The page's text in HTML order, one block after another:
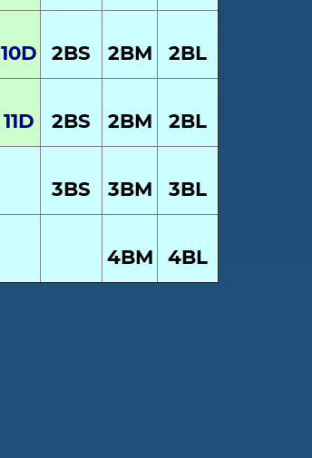
10D 2BS 2BM 2BL
11D 2BS 2BM 2BL
3BS 3BM 3BL
4BM 4BL